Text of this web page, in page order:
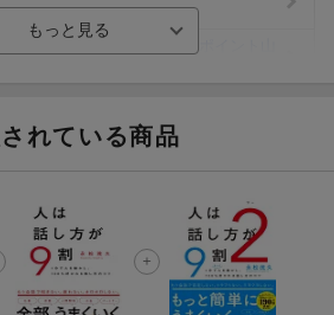
以上購入で無料データSIM（3GB/月プ
ャンペーンの拡散で300円OFFクーポン
れている商品